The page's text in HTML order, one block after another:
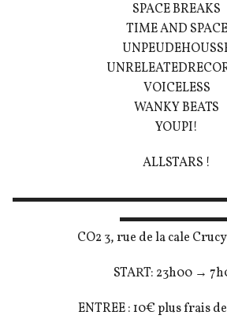
SPACE BREAKS
TIME AND SPACE
VOICELESS
WANKY BEATS
YOUPI!
ALLSTARS !
CO2 3, rue de la cale
START: 23h00 →
ENTREE : 10€ plus frais